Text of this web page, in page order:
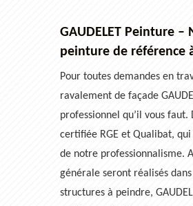
GAUDELET Peinture
peinture de référence
Pour toutes demandes en
ravalement de façade
professionnel qu’il vous
certifiée RGE et Qualibat,
de notre professionnalisme.
générale seront réalisés
structures à peindre,